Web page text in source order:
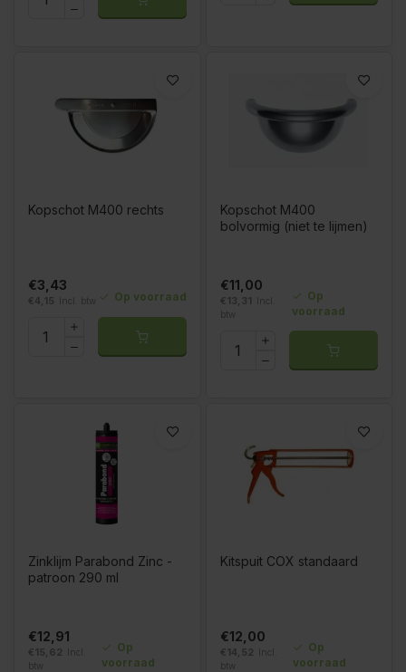
Kopschot M400 rechts
€3,43
€4,15 Incl. btw Op voorraad
Kopschot M400
bolvormig (niet te lijmen)
€11,00
€13,31
Incl.
btw
Op
voorraad
Zinklijm Parabond Zinc -
patroon 290 ml
€12,91
€15,62
Incl.
btw
Op
voorraad
Kitspuit COX standaard
€12,00
€14,52
Incl.
btw
Op
voorraad